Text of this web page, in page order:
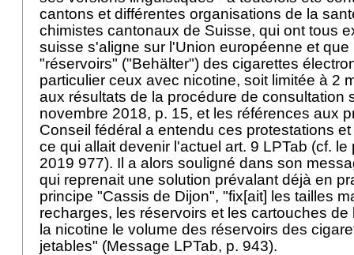
cantons et différentes organisations de la
chimistes cantonaux de Suisse, qui ont tous
suisse s'aligne sur l'Union européenne et que
"réservoirs" ("Behälter") des cigarettes
particulier ceux avec nicotine, soit limitée à 2
aux résultats de la procédure de consultation
novembre 2018, p. 15, et les références aux
Conseil fédéral a entendu ces protestations
ce qui allait devenir l'actuel art. 9 LPTab (cf. le
2019 977). Il a alors souligné dans son
qui reprenait une solution prévalant déjà en
principe "Cassis de Dijon", "fix[ait] les tailles
recharges, les réservoirs et les cartouches
la nicotine le volume des réservoirs des
jetables" (Message LPTab, p. 943).